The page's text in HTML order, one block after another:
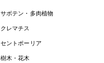
サボテン・多肉植物
クレマチス
セントポーリア
樹木・花木